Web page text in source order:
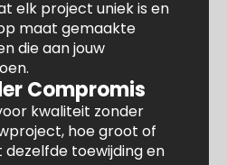
elk project uniek is en
maat gemaakte
die aan jouw
Compromis
kwaliteit zonder
hoe groot of
toewijding en